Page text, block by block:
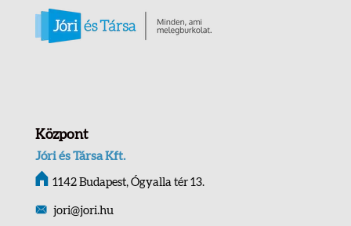
Központ
Jóri és Társa Kft.
1142 Budapest, Ógyalla tér 13.
jori@jori.hu